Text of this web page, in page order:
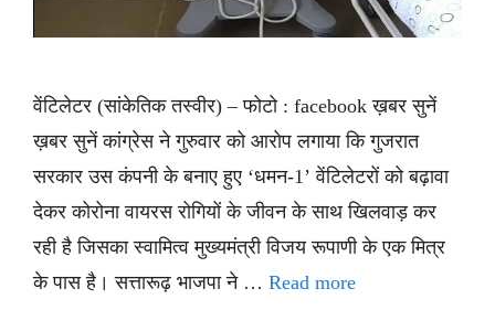
वेंटिलेटर (सांकेतिक तस्वीर) – फोटो : facebook ख़बर सुनें
ख़बर सुनें कांग्रेस ने गुरुवार को आरोप लगाया कि गुजरात
सरकार उस कंपनी के बनाए हुए ‘धमन-1’ वेंटिलेटरों को बढ़ावा
देकर कोरोना वायरस रोगियों के जीवन के साथ खिलवाड़ कर
रही है जिसका स्वामित्व मुख्यमंत्री विजय रूपाणी के एक मित्र
के पास है। सत्तारूढ़ भाजपा ने … Read more